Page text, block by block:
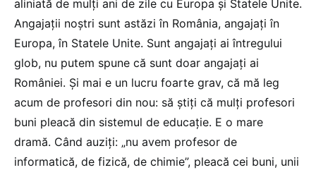
aliniată de mulți ani de zile cu Europa și Statele Unite.
Angajații noștri sunt astăzi în România, angajați în
Europa, în Statele Unite. Sunt angajați ai întregului
glob, nu putem spune că sunt doar angajați ai
României. Și mai e un lucru foarte grav, că mă leg
acum de profesori din nou: să știți că mulți profesori
buni pleacă din sistemul de educație. E o mare
dramă. Când auziți: „nu avem profesor de
informatică, de fizică, de chimie”, pleacă cei buni, unii